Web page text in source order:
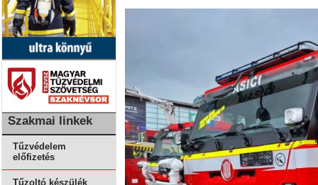
Szakmai linkek
Tűzvédelem
előfizetés
Tűzoltó készülék